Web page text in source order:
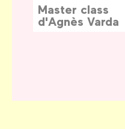
Master class
d'Agnès Varda